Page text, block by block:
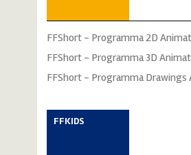
FFShort - Programma 2D
FFShort - Programma 3D
FFShort - Programma Drawings
FFKIDS